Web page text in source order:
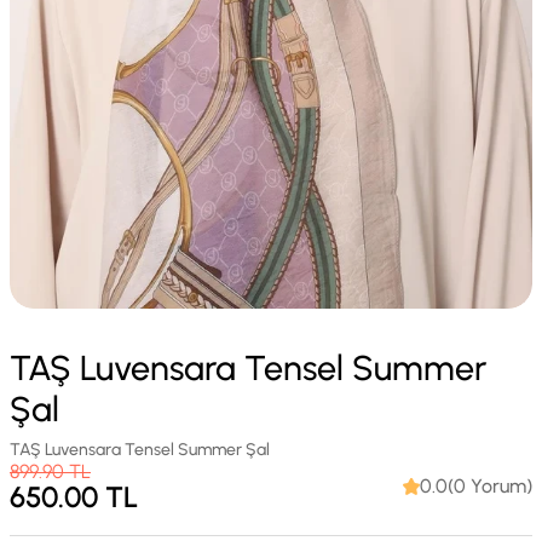
TAŞ Luvensara Tensel Summer
Şal
TAŞ Luvensara Tensel Summer Şal
899.90TL
650.00 TL 0.0(0 Yorum)